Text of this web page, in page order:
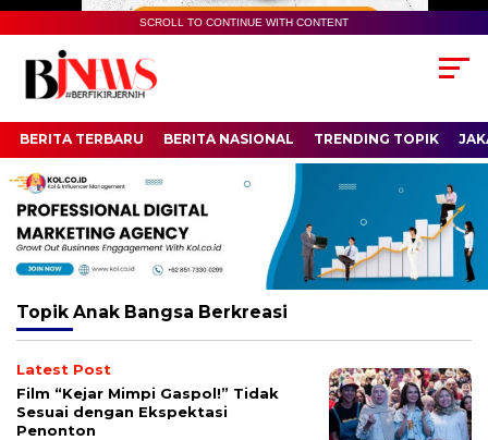
SCROLL TO CONTINUE WITH CONTENT
BERITA TERBARU BERITA NASIONAL TRENDING TOPIK
Topik Anak Bangsa Berkreasi
Latest Post
Film “Kejar Mimpi Gaspol!” Tidak
Sesuai dengan Ekspektasi
Penonton